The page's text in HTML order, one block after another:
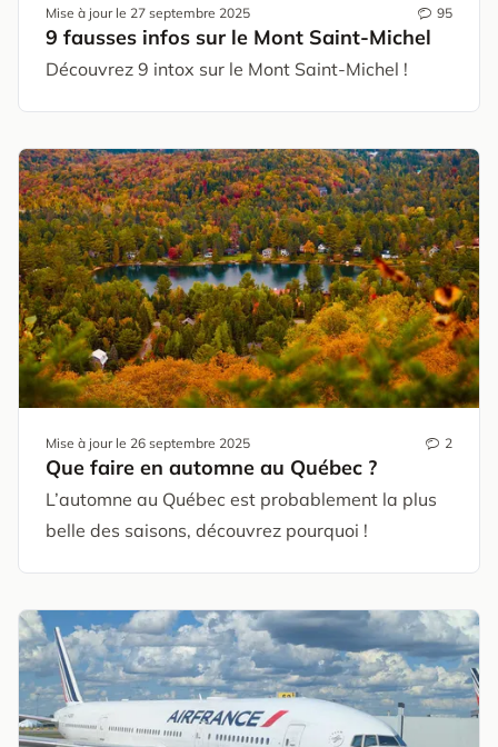
Mise à jour le 27 septembre 2025 95
9 fausses infos sur le Mont Saint-Michel
Découvrez 9 intox sur le Mont Saint-Michel !
Mise à jour le 26 septembre 2025 2
Que faire en automne au Québec ?
L’automne au Québec est probablement la plus
belle des saisons, découvrez pourquoi !